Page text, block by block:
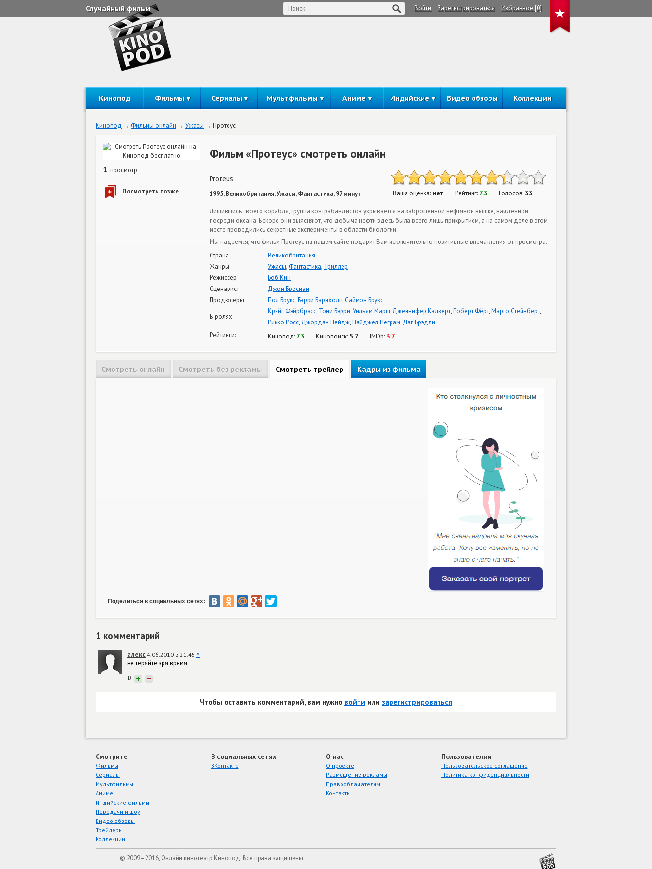
Случайный фильм Войти Зарегистрироваться Избранное [0]
Кинопод Фильмы Сериалы Мультфильмы Аниме Индийские Видео обзоры Коллекции
Кинопод Фильмы онлайн Ужасы Протеус
1 просмотр
Фильм «Протеус» смотреть онлайн
Proteus
1995, Великобритания, Ужасы, Фантастика, 97 минут Ваша оценка: нет Рейтинг: 7.3 Голосов: 33
Лишившись своего корабля, группа контрабандистов укрывается на заброшенной нефтяной вышке, найденной
посреди океана. Вскоре они выясняют, что добыча нефти здесь была всего лишь прикрытием, а на самом деле в этом
месте проводились секретные эксперименты в области биологии.
Мы надеемся, что фильм Протеус на нашем сайте подарит Вам исключительно позитивные впечатления от просмотра.
Страна
Великобритания
Жанры
Ужасы,Фантастика, Триллер
Режиссер
Боб Кин
Сценарист
Джон Броснан
Продюсеры
Пол Брукс,Бэрри Барнхолц,Саймон Брукс
В ролях
Крэйг Фэйрбрасс, Тони Бэрри,Уильям Марш, Дженнифер Кэлверт,Роберт Фёрт,Марго Стейнберг,
Рикко Росс, Джордан Пейдж,Найджел Пеграм, Даг Брэдли
Рейтинги:
Кинопод: 7.3 Кинопоиск: 5.7 IMDb: 3.7
Смотреть онлайн Смотреть без рекламы Смотреть трейлер Кадры из фильма
Поделиться в социальных сетях:
1 комментарий
алекс 4.06.2010 в 21:45 #
не теряйте зря время.
0 + −
Чтобы оставить комментарий, вам нужно войти или зарегистрироваться
Смотрите
Фильмы
Сериалы
Мультфильмы
Аниме
Индийские фильмы
Передачи и шоу
Видео обзоры
Трейлеры
Коллекции
В социальных сетях
ВКонтакте
О нас
О проекте
Размещение рекламы
Правообладателям
Контакты
Пользователям
Пользовательское соглашение
Политика конфиденциальности
© 2009–2016, Онлайн кинотеатр Кинопод. Все права защищены